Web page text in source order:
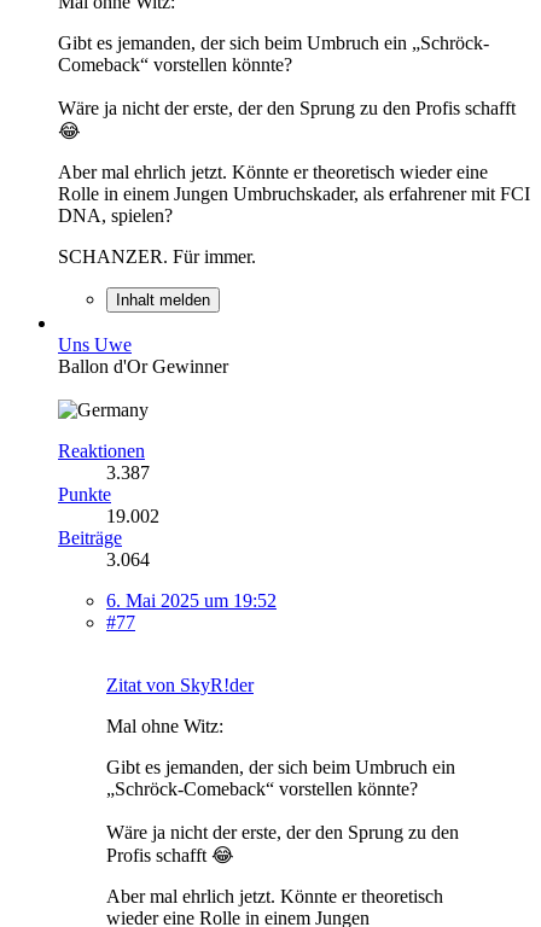
Gibt es jemanden, der sich beim Umbruch ein „Schröck-
Comeback“ vorstellen könnte?
Wäre ja nicht der erste, der den Sprung zu den Profis schafft
😂
Aber mal ehrlich jetzt. Könnte er theoretisch wieder eine
Rolle in einem Jungen Umbruchskader, als erfahrener mit FCI
DNA, spielen?
SCHANZER. Für immer.
Inhalt melden
Uns Uwe
Ballon d'Or Gewinner
Reaktionen
3.387
Punkte
19.002
Beiträge
3.064
6. Mai 2025 um 19:52
#77
Zitat von SkyR!der
Mal ohne Witz:
Gibt es jemanden, der sich beim Umbruch ein
„Schröck-Comeback“ vorstellen könnte?
Wäre ja nicht der erste, der den Sprung zu den
Profis schafft 😂
Aber mal ehrlich jetzt. Könnte er theoretisch
wieder eine Rolle in einem Jungen